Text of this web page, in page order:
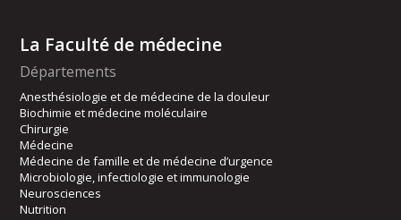
La Faculté de médecine
Départements
Anesthésiologie et de médecine de la douleur
Biochimie et médecine moléculaire
Chirurgie
Médecine
Médecine de famille et de médecine d’urgence
Microbiologie, infectiologie et immunologie
Neurosciences
Nutrition